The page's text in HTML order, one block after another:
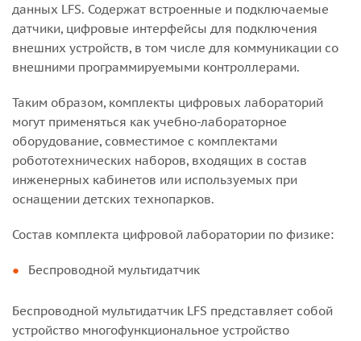
данных LFS. Содержат встроенные и подключаемые
датчики, цифровые интерфейсы для подключения
внешних устройств, в том числе для коммуникации со
внешними программируемыми контроллерами.
Таким образом, комплекты цифровых лабораторий
могут применяться как учебно-лабораторное
оборудование, совместимое с комплектами
робототехнических наборов, входящих в состав
инженерных кабинетов или используемых при
оснащении детских технопарков.
Состав комплекта цифровой лаборатории по физике:
Беспроводной мультидатчик
Беспроводной мультидатчик LFS представляет собой
устройство многофункциональное устройство